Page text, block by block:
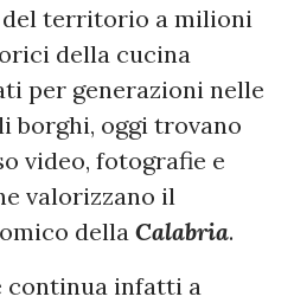
territorio a milioni
della cucina
per generazioni nelle
borghi, oggi trovano
video, fotografie e
valorizzano il
della Calabria.
continua infatti a